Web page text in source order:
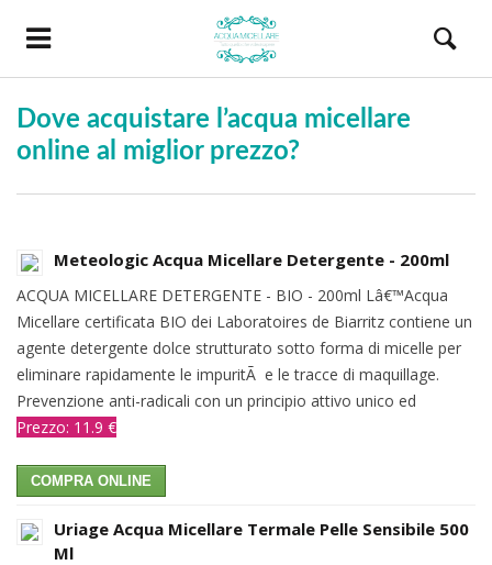
Dove acquistare l’acqua micellare
online al miglior prezzo?
Meteologic Acqua Micellare Detergente - 200ml
ACQUA MICELLARE DETERGENTE - BIO - 200ml Lâ€™Acqua
Micellare certificata BIO dei Laboratoires de Biarritz contiene un
agente detergente dolce strutturato sotto forma di micelle per
eliminare rapidamente le impuritÃ e le tracce di maquillage.
Prevenzione anti-radicali con un principio attivo unico ed
Prezzo: 11.9 €
COMPRA ONLINE
Uriage Acqua Micellare Termale Pelle Sensibile 500
Ml